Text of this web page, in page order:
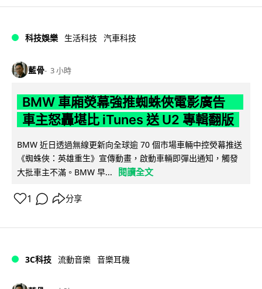
科技娛樂 生活科技 汽車科技
藍骨 3 小時
BMW 車廂熒幕強推蜘蛛俠電影廣告
車主怒轟堪比 iTunes 送 U2 專輯翻版
BMW 近日透過無線更新向全球逾 70 個市場車輛中控熒幕推送
《蜘蛛俠：英雄重生》宣傳動畫，啟動車輛即彈出通知，觸發
大批車主不滿。BMW 早...
閱讀全文
1 分享
3C科技 流動音樂 音樂耳機